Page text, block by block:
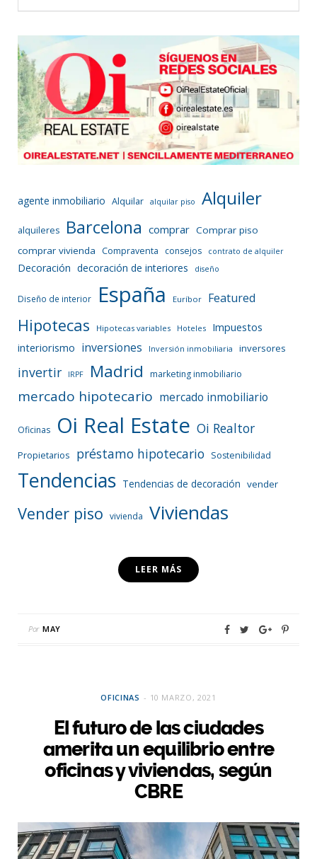
agente inmobiliario Alquilar alquilar piso Alquiler
alquileres Barcelona comprar Comprar piso
comprar vivienda
Compraventa consejos contrato de alquiler
Decoración decoración de interiores diseño
Diseño de interior España Euríbor Featured
Hipotecas Hipotecas variables Hoteles
Impuestos
interiorismo inversiones Inversión inmobiliaria inversores
invertir IRPF Madrid marketing inmobiliario
mercado hipotecario mercado inmobiliario
Oficinas Oi Real Estate Oi Realtor
Propietarios préstamo hipotecario Sostenibilidad
Tendencias Tendencias de decoración vender
Vender piso vivienda Viviendas
LEER MÁS
Por MAY
OFICINAS 10 MARZO, 2021
El futuro de las ciudades
amerita un equilibrio entre
oficinas y viviendas, según
CBRE